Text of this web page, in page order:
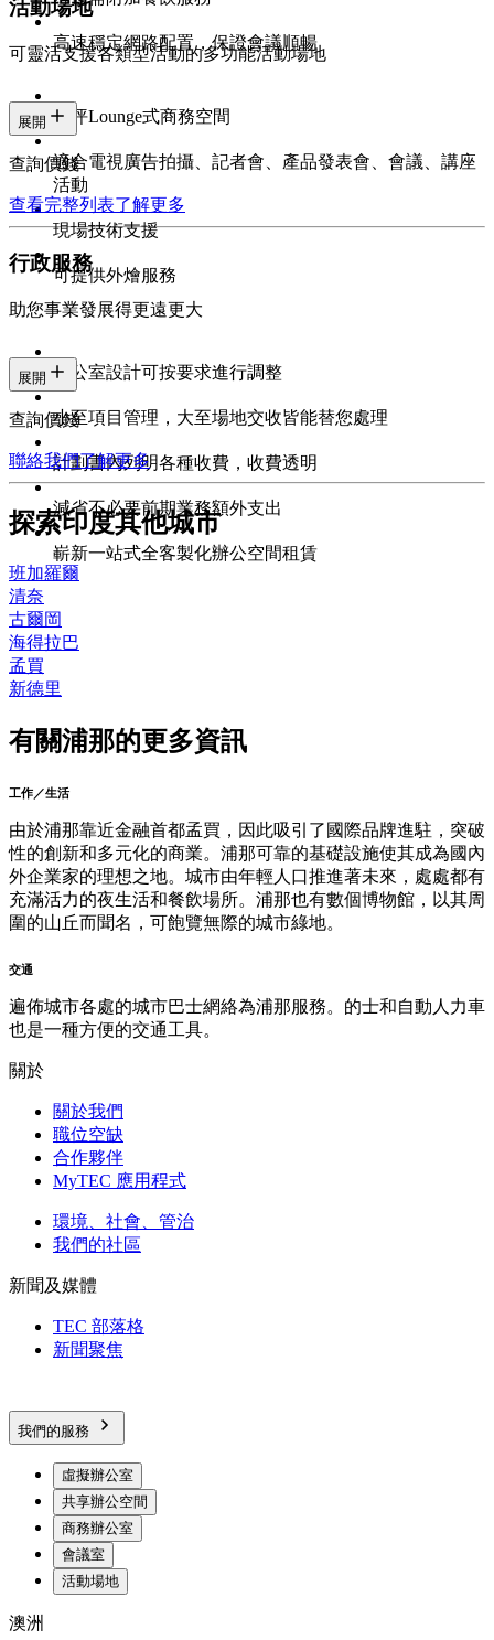
高速穩定網路配置，保證會議順暢
活動場地
可靈活支援各類型活動的多功能活動場地
百坪Lounge式商務空間
適合電視廣告拍攝、記者會、產品發表會、會議、講座
活動
現場技術支援
可提供外燴服務
展開
查詢價錢
查看完整列表了解更多
行政服務
助您事業發展得更遠更大
辦公室設計可按要求進行調整
小至項目管理，大至場地交收皆能替您處理
計劃書內列明各種收費，收費透明
減省不必要前期業務額外支出
嶄新一站式全客製化辦公空間租賃
展開
查詢價錢
聯絡我們了解更多
探索印度其他城市
班加羅爾
清奈
古爾岡
海得拉巴
孟買
新德里
有關浦那的更多資訊
工作／生活
由於浦那靠近金融首都孟買，因此吸引了國際品牌進駐，突破
性的創新和多元化的商業。浦那可靠的基礎設施使其成為國內
外企業家的理想之地。城市由年輕人口推進著未來，處處都有
充滿活力的夜生活和餐飲場所。浦那也有數個博物館，以其周
圍的山丘而聞名，可飽覽無際的城市綠地。
交通
遍佈城市各處的城市巴士網絡為浦那服務。的士和自動人力車
也是一種方便的交通工具。
關於
關於我們
職位空缺
合作夥伴
MyTEC 應用程式
環境、社會、管治
我們的社區
新聞及媒體
TEC 部落格
新聞聚焦
我們的服務
虛擬辦公室
共享辦公空間
商務辦公室
會議室
活動場地
澳洲